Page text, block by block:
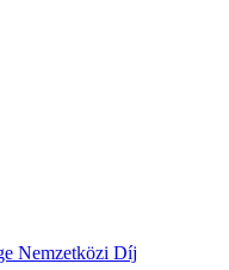
Nemzetközi Díj